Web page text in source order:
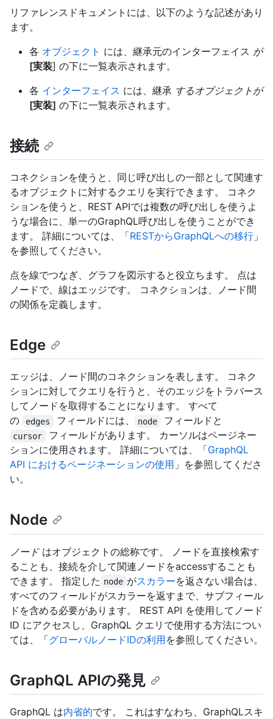
リファレンスドキュメントには、以下のような記述があり
ます。
各 オブジェクト には、継承元のインターフェイス が
[実装] の下に一覧表示されます。
各 インターフェイス には、継承 するオブジェクトが
[実装] の下に一覧表示されます。
接続
コネクションを使うと、同じ呼び出しの一部として関連す
るオブジェクトに対するクエリを実行できます。 コネク
ションを使うと、REST APIでは複数の呼び出しを使うよ
うな場合に、単一のGraphQL呼び出しを使うことができ
ます。 詳細については、「RESTからGraphQLへの移行 」
を参照してください。
点を線でつなぎ、グラフを図示すると役立ちます。 点は
ノードで、線はエッジです。 コネクションは、ノード間
の関係を定義します。
Edge
エッジは、ノード間のコネクションを表します。 コネク
ションに対してクエリを行うと、そのエッジをトラバース
してノードを取得することになります。 すべて
の
edges フィールドには、 node フィールドと
cursor
フィールドがあります。 カーソルはページネー
ションに使用されます。 詳細については、「GraphQL
API におけるページネーションの使用 」を参照してくださ
い。
Node
ノードはオブジェクトの総称です。 ノードを直接検索す
ることも、接続を介して関連ノードをaccessすることも
できます。 指定した node がスカラーを返さない場合は、
すべてのフィールドがスカラーを返すまで、サブフィール
ドを含める必要があります。 REST API を使用してノード
ID にアクセスし、GraphQL クエリで使用する方法につい
ては、「グローバルノードIDの利用を参照してください。
GraphQL APIの発見
GraphQL は内省的です。 これはすなわち、GraphQLスキ